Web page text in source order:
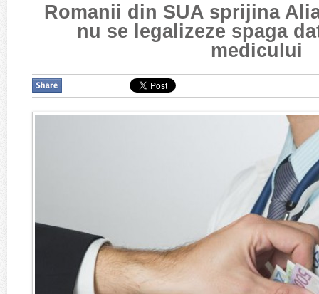
Romanii din SUA sprijina
nu se legalizeze spaga
medicului